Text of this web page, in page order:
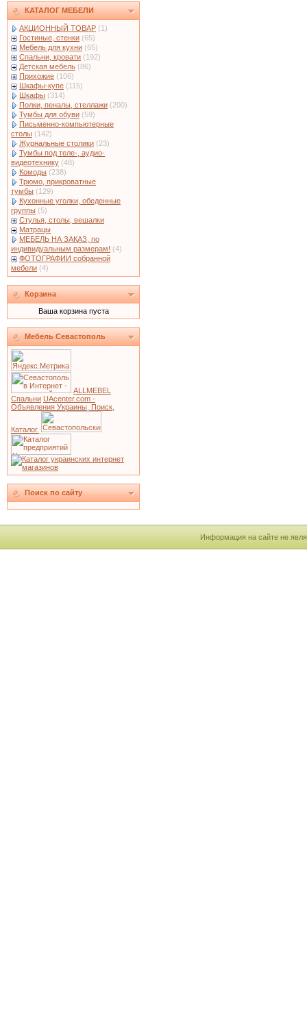
КАТАЛОГ МЕБЕЛИ
АКЦИОННЫЙ ТОВАР (1)
Гостиные, стенки (65)
Мебель для кухни (65)
Спальни, кровати (192)
Детская мебель (86)
Прихожие (106)
Шкафы-купе (115)
Шкафы (314)
Полки, пеналы, стеллажи (200)
Тумбы для обуви (59)
Письменно-компьютерные
столы (142)
Журнальные столики (23)
Тумбы под теле-, аудио-
видеотехнику (48)
Комоды (238)
Трюмо, прикроватные
тумбы (129)
Кухонные уголки, обеденные
группы (5)
Стулья, столы, вешалки
Матрацы
МЕБЕЛЬ НА ЗАКАЗ, по
индивидуальным размерам! (4)
ФОТОГРАФИИ собранной
мебели (4)
Корзина
Ваша корзина пуста
Мебель Севастополь
ALLMEBEL
Спальни UAcenter.com -
Объявления Украины, Поиск,
Каталог.
Поиск по сайту
Информация на сайте не